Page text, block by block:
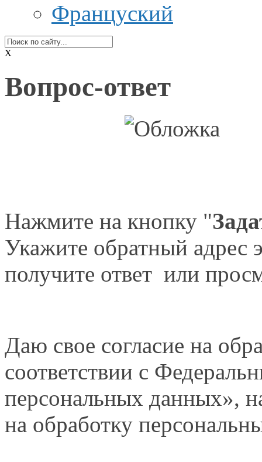
Француский
X
Вопрос-ответ
Нажмите на кнопку "
Укажите обратный адрес
получите ответ или
Даю свое согласие на
соответствии с
персональных данных»,
на обработку